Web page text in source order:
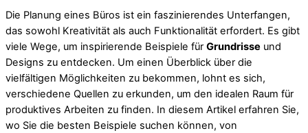
Die Planung eines Büros ist ein faszinierendes Unterfangen,
das sowohl Kreativität als auch Funktionalität erfordert. Es gibt
viele Wege, um inspirierende Beispiele für Grundrisse und
Designs zu entdecken. Um einen Überblick über die
vielfältigen Möglichkeiten zu bekommen, lohnt es sich,
verschiedene Quellen zu erkunden, um den idealen Raum für
produktives Arbeiten zu finden. In diesem Artikel erfahren Sie,
wo Sie die besten Beispiele suchen können, von